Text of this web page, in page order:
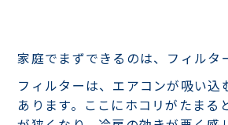
家庭でまずできるのは、フィルタ
フィルターは、エアコンが吸い込
あります。ここにホコリがたまる